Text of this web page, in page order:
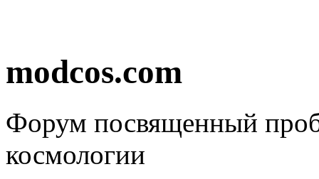
modcos.com
Форум посвященный
космологии